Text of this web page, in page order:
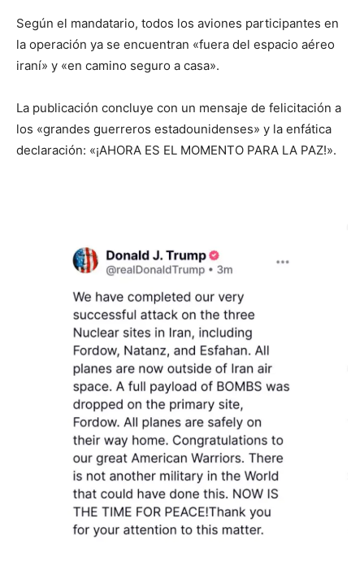
Según el mandatario, todos los aviones participantes en
la operación ya se encuentran «fuera del espacio aéreo
iraní» y «en camino seguro a casa».
La publicación concluye con un mensaje de felicitación a
los «grandes guerreros estadounidenses» y la enfática
declaración: «¡AHORA ES EL MOMENTO PARA LA PAZ!».